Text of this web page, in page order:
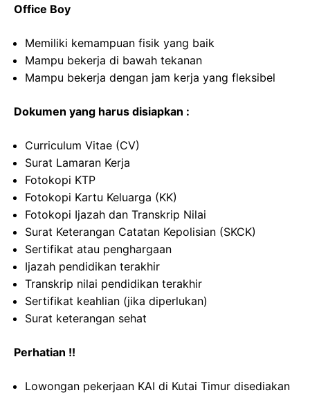
Office Boy
Memiliki kemampuan fisik yang baik
Mampu bekerja di bawah tekanan
Mampu bekerja dengan jam kerja yang fleksibel
Dokumen yang harus disiapkan :
Curriculum Vitae (CV)
Surat Lamaran Kerja
Fotokopi KTP
Fotokopi Kartu Keluarga (KK)
Fotokopi Ijazah dan Transkrip Nilai
Surat Keterangan Catatan Kepolisian (SKCK)
Sertifikat atau penghargaan
Ijazah pendidikan terakhir
Transkrip nilai pendidikan terakhir
Sertifikat keahlian (jika diperlukan)
Surat keterangan sehat
Perhatian !!
Lowongan pekerjaan KAI di Kutai Timur disediakan